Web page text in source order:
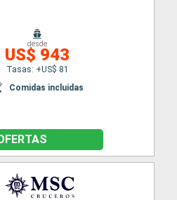
desde
US$ 943
Tasas: +US$ 81
Comidas incluidas